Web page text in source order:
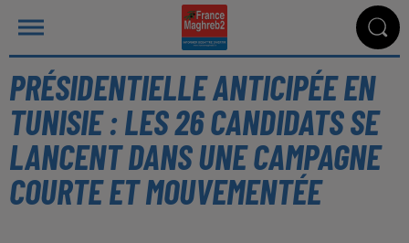
PRÉSIDENTIELLE ANTICIPÉE EN
TUNISIE : LES 26 CANDIDATS SE
LANCENT DANS UNE CAMPAGNE
COURTE ET MOUVEMENTÉE